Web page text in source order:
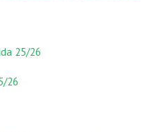
25/26
26